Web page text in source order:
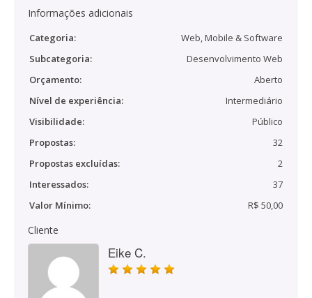
Informações adicionais
Categoria:
Web, Mobile & Software
Subcategoria:
Desenvolvimento Web
Orçamento:
Aberto
Nível de experiência:
Intermediário
Visibilidade:
Público
Propostas:
32
Propostas excluídas:
2
Interessados:
37
Valor Mínimo:
R$ 50,00
Cliente
Eike C.